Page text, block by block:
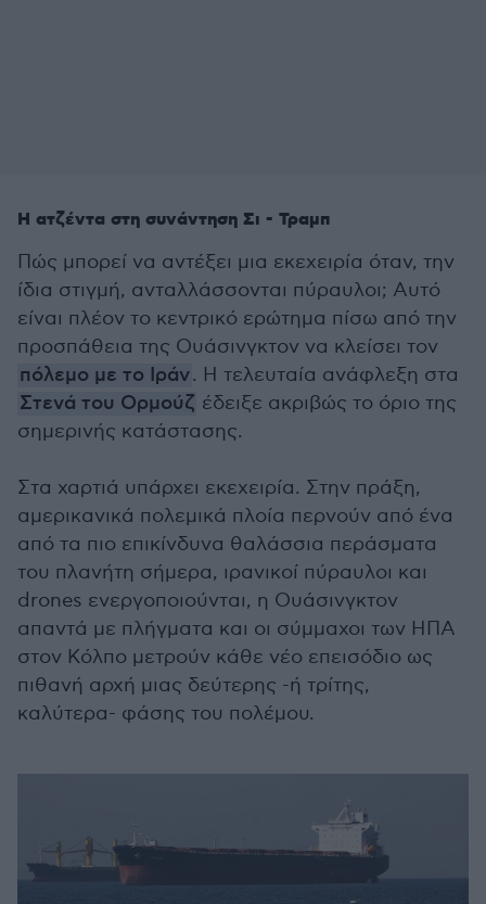
Η ατζέντα στη συνάντηση Σι - Τραμπ
Πώς μπορεί να αντέξει μια εκεχειρία όταν, την
ίδια στιγμή, ανταλλάσσονται πύραυλοι; Αυτό
είναι πλέον το κεντρικό ερώτημα πίσω από την
προσπάθεια της Ουάσινγκτον να κλείσει τον
πόλεμο με το Ιράν. Η τελευταία ανάφλεξη στα
Στενά του Ορμούζ έδειξε ακριβώς το όριο της
σημερινής κατάστασης.
Στα χαρτιά υπάρχει εκεχειρία. Στην πράξη,
αμερικανικά πολεμικά πλοία περνούν από ένα
από τα πιο επικίνδυνα θαλάσσια περάσματα
του πλανήτη σήμερα, ιρανικοί πύραυλοι και
drones ενεργοποιούνται, η Ουάσινγκτον
απαντά με πλήγματα και οι σύμμαχοι των ΗΠΑ
στον Κόλπο μετρούν κάθε νέο επεισόδιο ως
πιθανή αρχή μιας δεύτερης -ή τρίτης,
καλύτερα- φάσης του πολέμου.